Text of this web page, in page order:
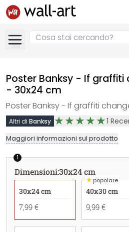
Poster Banksy - If
- 30x24 cm
Poster Banksy - If graffiti
Altri di Banksy 1
Maggiori informazioni sul prodotto
1
Dimensioni:30x24 cm
30x24 cm
7,99 €
★popolare
40x30 cm
9,99 €